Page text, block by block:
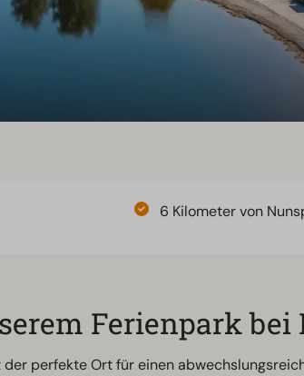
6 Kilometer von
Ferienpark bei
perfekte Ort für einen